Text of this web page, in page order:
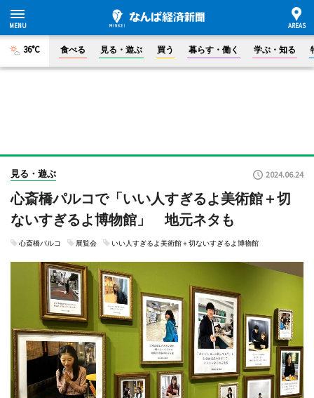
36°C 食べる 見る・遊ぶ 買う 暮らす・働く 学ぶ・知る
見る・遊ぶ 2024.06.24
心斎橋パルコで「いい人すぎるよ美術館＋切
ないすぎるよ博物館」 地元ネタも
心斎橋パルコ 展覧会 いい人すぎるよ美術館＋切ないすぎるよ博物館